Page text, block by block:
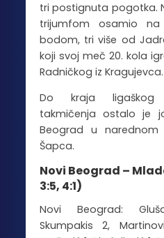
tri postignuta pogotka.
trijumfom osamio
bodom, tri više od
koji svoj meč 20. kola
Radničkog iz Kragujevca.
Do kraja ligaškog
takmičenja ostalo je
Beograd u
Šapca.
Novi Beograd –
3:5, 4:1)
Novi Beograd:
Skumpakis 2,